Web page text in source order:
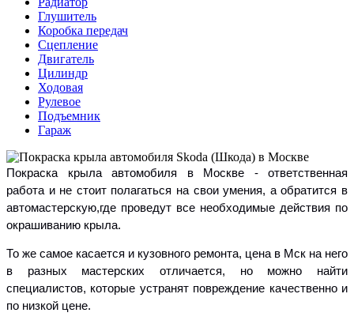
Глушитель
Коробка передач
Сцепление
Двигатель
Цилиндр
Ходовая
Рулевое
Подъемник
Гараж
Покраска крыла автомобиля в Москве - ответственная
работа и не стоит полагаться на свои умения, а обратится в
автомастерскую,где проведут все необходимые действия по
окрашиванию крыла.
То же самое касается и кузовного ремонта, цена в Мск на него
в разных мастерских отличается, но можно найти
специалистов, которые устранят повреждение качественно и
по низкой цене.